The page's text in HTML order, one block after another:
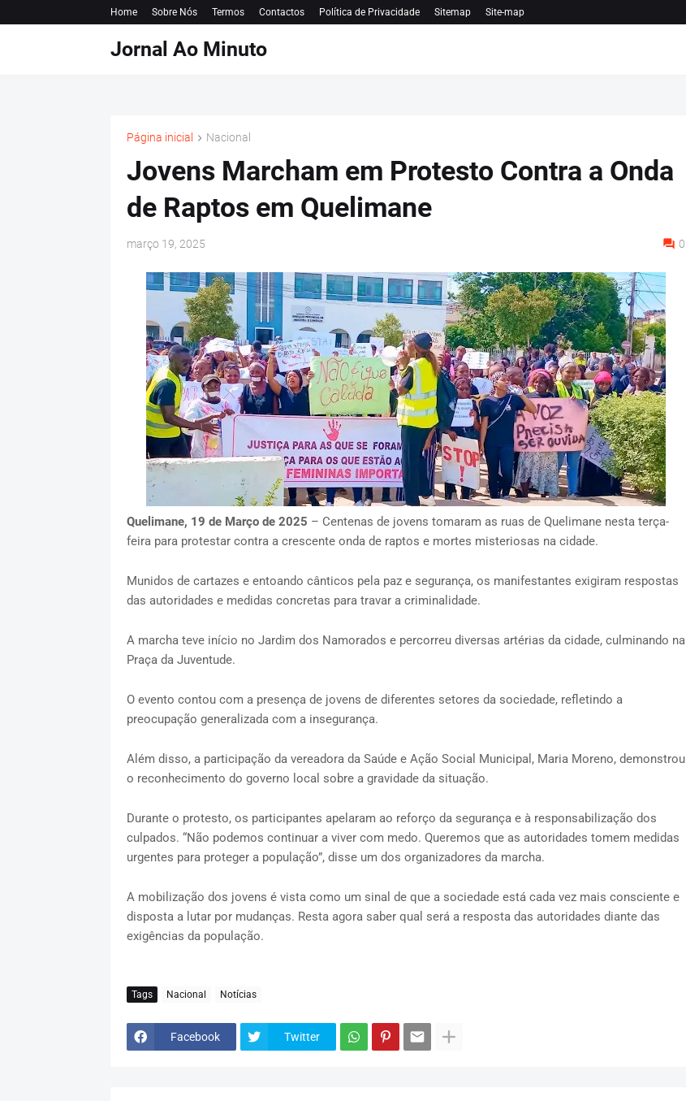
Home Sobre Nós Termos Contactos Política de Privacidade Sitemap Site-map
Jornal Ao Minuto
Página inicial Nacional
Jovens Marcham em Protesto Contra a Onda
de Raptos em Quelimane
março 19, 2025 0
Quelimane, 19 de Março de 2025 – Centenas de jovens tomaram as ruas de Quelimane nesta terça-
feira para protestar contra a crescente onda de raptos e mortes misteriosas na cidade.
Munidos de cartazes e entoando cânticos pela paz e segurança, os manifestantes exigiram respostas
das autoridades e medidas concretas para travar a criminalidade.
A marcha teve início no Jardim dos Namorados e percorreu diversas artérias da cidade, culminando na
Praça da Juventude.
O evento contou com a presença de jovens de diferentes setores da sociedade, refletindo a
preocupação generalizada com a insegurança.
Além disso, a participação da vereadora da Saúde e Ação Social Municipal, Maria Moreno, demonstrou
o reconhecimento do governo local sobre a gravidade da situação.
Durante o protesto, os participantes apelaram ao reforço da segurança e à responsabilização dos
culpados. “Não podemos continuar a viver com medo. Queremos que as autoridades tomem medidas
urgentes para proteger a população”, disse um dos organizadores da marcha.
A mobilização dos jovens é vista como um sinal de que a sociedade está cada vez mais consciente e
disposta a lutar por mudanças. Resta agora saber qual será a resposta das autoridades diante das
exigências da população.
Tags Nacional Notícias
Facebook Twitter